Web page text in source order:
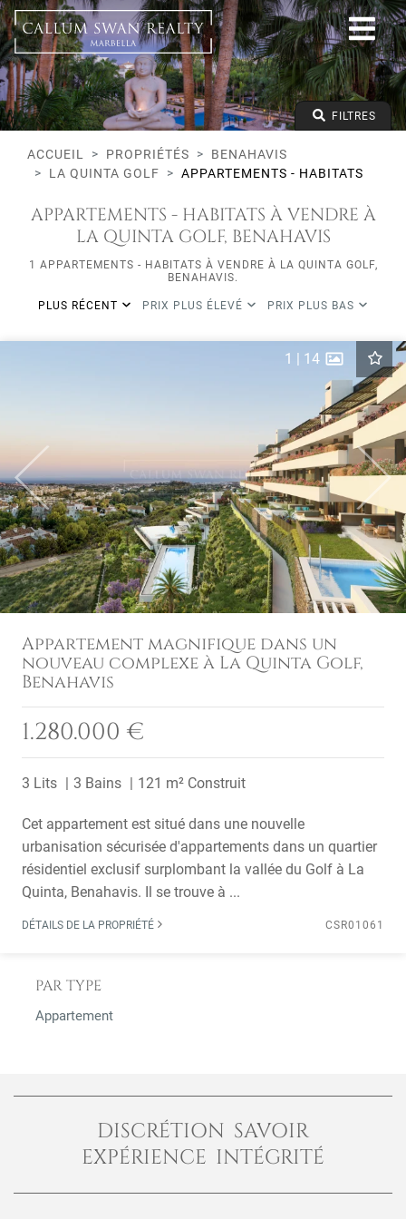
Tous les modes de vie
Benahavis
La Quinta Golf
Appartements - Habitats
Prix à partir de
Prix jusqu'à
Lits minimums FILTRES
ACCUEIL PROPRIÉTÉS
BENAHAVIS
LA QUINTA GOLF
APPARTEMENTS - HABITATS
APPARTEMENTS - HABITATS À VENDRE À
LA QUINTA GOLF, BENAHAVIS
1 APPARTEMENTS - HABITATS À VENDRE À LA QUINTA GOLF,
BENAHAVIS.
PLUS RÉCENT PRIX PLUS ÉLEVÉ PRIX PLUS BAS
Previous Next
1 | 14
Appartement magnifique dans un
nouveau complexe à La Quinta Golf,
Benahavis
1.280.000 €
3 Lits 3 Bains 121 m² Construit
Cet appartement est situé dans une nouvelle
urbanisation sécurisée d'appartements dans un quartier
résidentiel exclusif surplombant la vallée du Golf à La
Quinta, Benahavis. Il se trouve à ...
DÉTAILS DE LA PROPRIÉTÉ CSR01061
PAR TYPE
Appartement
DISCRÉTION SAVOIR
EXPÉRIENCE INTÉGRITÉ